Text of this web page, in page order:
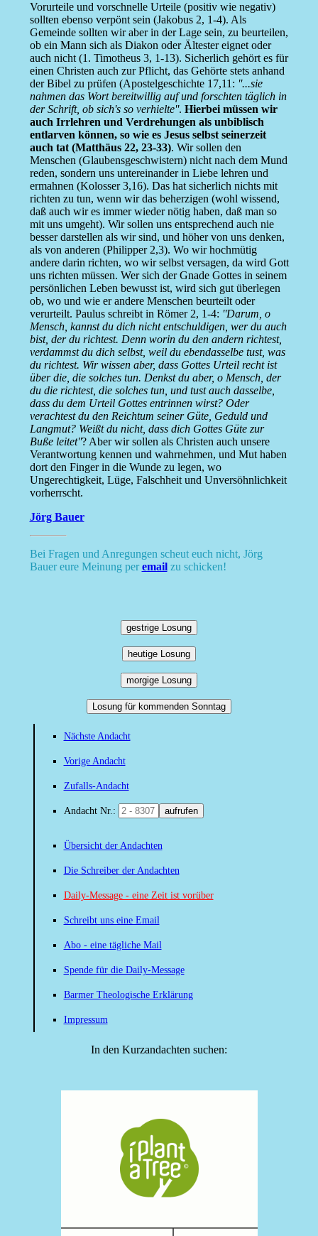
Vorurteile und vorschnelle Urteile (positiv wie negativ)
sollten ebenso verpönt sein (Jakobus 2, 1-4). Als
Gemeinde sollten wir aber in der Lage sein, zu beurteilen,
ob ein Mann sich als Diakon oder Ältester eignet oder
auch nicht (1. Timotheus 3, 1-13). Sicherlich gehört es für
einen Christen auch zur Pflicht, das Gehörte stets anhand
der Bibel zu prüfen (Apostelgeschichte 17,11: ''...sie
nahmen das Wort bereitwillig auf und forschten täglich in
der Schrift, ob sich's so verhielte''. Hierbei müssen wir
auch Irrlehren und Verdrehungen als unbiblisch
entlarven können, so wie es Jesus selbst seinerzeit
auch tat (Matthäus 22, 23-33). Wir sollen den
Menschen (Glaubensgeschwistern) nicht nach dem Mund
reden, sondern uns untereinander in Liebe lehren und
ermahnen (Kolosser 3,16). Das hat sicherlich nichts mit
richten zu tun, wenn wir das beherzigen (wohl wissend,
daß auch wir es immer wieder nötig haben, daß man so
mit uns umgeht). Wir sollen uns entsprechend auch nie
besser darstellen als wir sind, und höher von uns denken,
als von anderen (Philipper 2,3). Wo wir hochmütig
andere darin richten, wo wir selbst versagen, da wird Gott
uns richten müssen. Wer sich der Gnade Gottes in seinem
persönlichen Leben bewusst ist, wird sich gut überlegen
ob, wo und wie er andere Menschen beurteilt oder
verurteilt. Paulus schreibt in Römer 2, 1-4: ''Darum, o
Mensch, kannst du dich nicht entschuldigen, wer du auch
bist, der du richtest. Denn worin du den andern richtest,
verdammst du dich selbst, weil du ebendasselbe tust, was
du richtest. Wir wissen aber, dass Gottes Urteil recht ist
über die, die solches tun. Denkst du aber, o Mensch, der
du die richtest, die solches tun, und tust auch dasselbe,
dass du dem Urteil Gottes entrinnen wirst? Oder
verachtest du den Reichtum seiner Güte, Geduld und
Langmut? Weißt du nicht, dass dich Gottes Güte zur
Buße leitet''? Aber wir sollen als Christen auch unsere
Verantwortung kennen und wahrnehmen, und Mut haben
dort den Finger in die Wunde zu legen, wo
Ungerechtigkeit, Lüge, Falschheit und Unversöhnlichkeit
vorherrscht.
Jörg Bauer
Bei Fragen und Anregungen scheut euch nicht, Jörg
Bauer eure Meinung peremailzu schicken!
gestrige Losung
heutige Losung
morgige Losung
Losung für kommenden Sonntag
Nächste Andacht
Vorige Andacht
Zufalls-Andacht
Andacht Nr.: aufrufen
Übersicht der Andachten
Die Schreiber der Andachten
Daily-Message - eine Zeit ist vorüber
Schreibt uns eine Email
Abo - eine tägliche Mail
Spende für die Daily-Message
Barmer Theologische Erklärung
Impressum
In den Kurzandachten suchen: